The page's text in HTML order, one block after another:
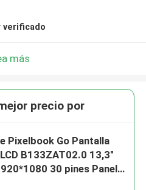
verificado
más
precio por
Pixelbook Go Pantalla
B133ZAT02.0 13,3"
30 pines Panel